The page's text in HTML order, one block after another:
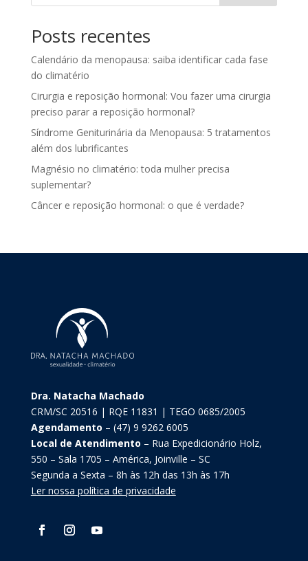
Posts recentes
Calendário da menopausa: saiba identificar cada fase
do climatério
Cirurgia e reposição hormonal: Vou fazer uma cirurgia
preciso parar a reposição hormonal?
Síndrome Geniturinária da Menopausa: 5 tratamentos
além dos lubrificantes
Magnésio no climatério: toda mulher precisa
suplementar?
Câncer e reposição hormonal: o que é verdade?
Dra. Natacha Machado
CRM/SC 20516 | RQE 11831 | TEGO 0685/2005
Agendamento – (47) 9 9262 6005
Local de Atendimento – Rua Expedicionário Holz,
550 – Sala 1705 – América, Joinville – SC
Segunda a Sexta – 8h às 12h das 13h às 17h
Ler nossa política de privacidade